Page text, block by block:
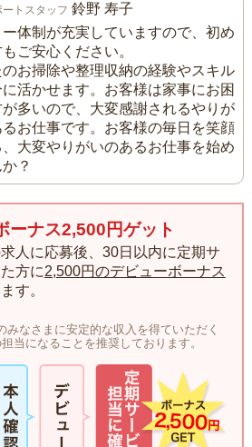
トスタッフ 鈴野 寿子
ー体制が充実していますので、初め
ご安心ください。
のお掃除や整理収納の経験やスキル
に活かせます。お客様は家事にお困
が多いので、大変感謝されるやりが
るお仕事です。お客様の毎日を笑顔
、大変やりがいのあるお仕事を始め
？
ーナス2,500円ゲット
人に応募後、30日以内に定期サ
方に2,500円のデビューボーナス
す。
みなさまに安定的な収入を得ていただく
当になることを推奨しております。